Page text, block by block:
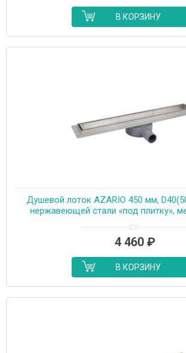
В КОРЗИНУ
Душевой лоток AZARIO 450 мм,
нержавеющей стали «под плитку»,
(AZT3TILE450)
4 460 ₽
В КОРЗИНУ